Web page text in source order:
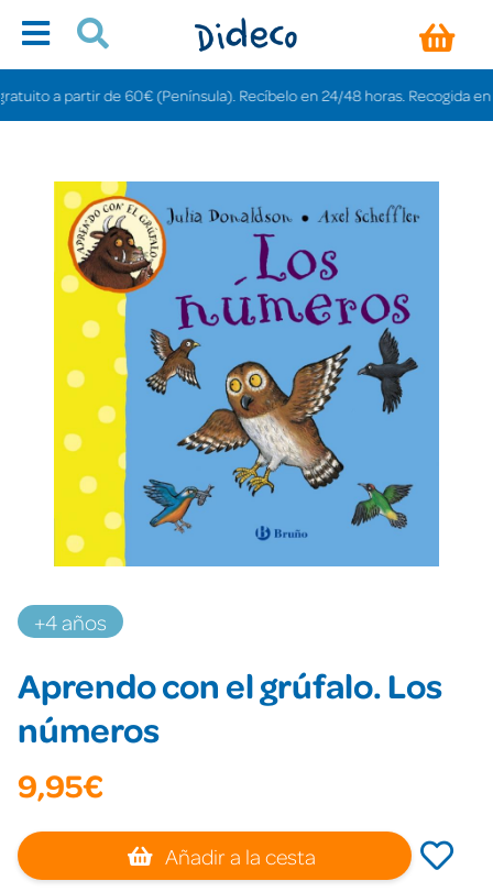
a partir de 60€ (Península). Recíbelo en 24/48 horas. Recogida en
+4 años
Aprendo con el grúfalo. Los
números
9,95€
Añadir a la cesta